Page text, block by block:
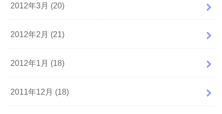
2012年3月 (20)
2012年2月 (21)
2012年1月 (18)
2011年12月 (18)